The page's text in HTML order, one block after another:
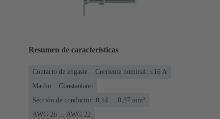
Resumen de características
Contacto de engaste
Corriente nominal: ≤16 A
Macho
Constantano
Sección de conductor: 0,14 ... 0,37 mm²
AWG 26 ... AWG 22